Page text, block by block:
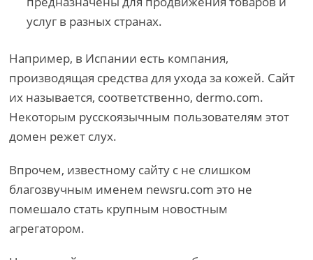
услуг в разных странах.
Например, в Испании есть компания,
производящая средства для ухода за кожей. Сайт
их называется, соответственно, dermo.com.
Некоторым русскоязычным пользователям этот
домен режет слух.
Впрочем, известному сайту с не слишком
благозвучным именем newsru.com это не
помешало стать крупным новостным
агрегатором.